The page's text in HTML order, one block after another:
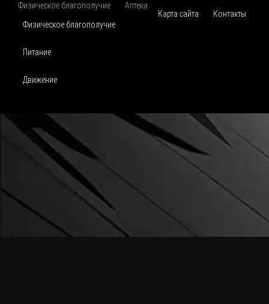
Физическое благополучие
Физическое благополучие
Питание
Движение
Аптека
Карта сайта
Контакты